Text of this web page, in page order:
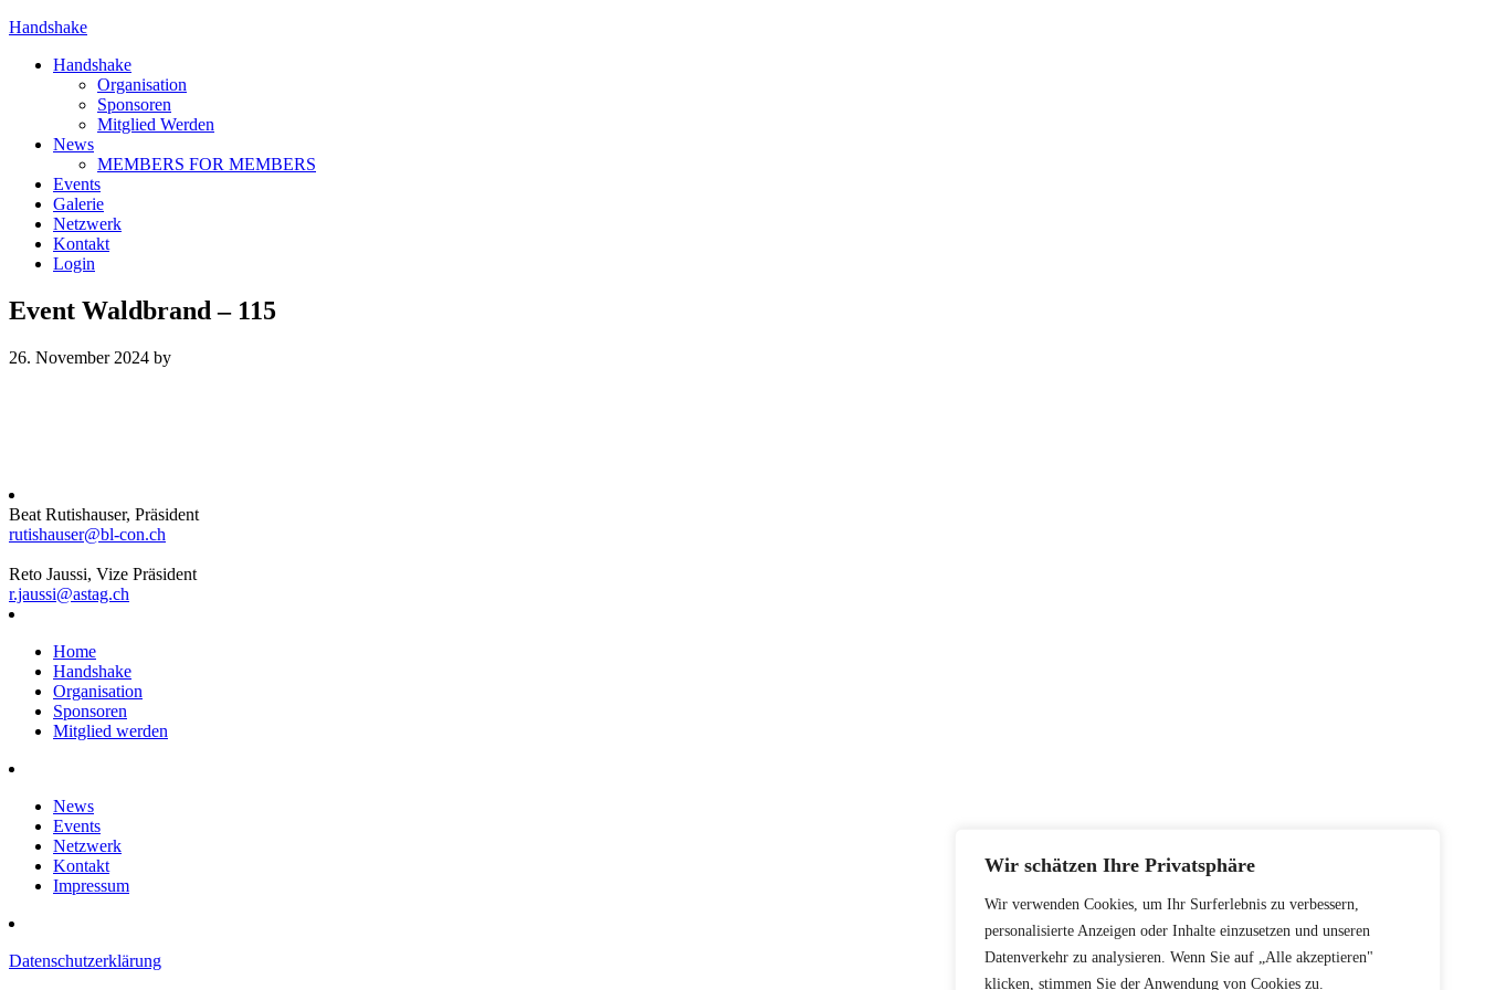
Wir schätzen Ihre Privatsphäre
Wir verwenden Cookies, um Ihr Surferlebnis zu verbessern,
personalisierte Anzeigen oder Inhalte einzusetzen und unseren
Datenverkehr zu analysieren. Wenn Sie auf „Alle akzeptieren"
klicken, stimmen Sie der Anwendung von Cookies zu.
Handshake
Handshake
Organisation
Sponsoren
Mitglied Werden
News
MEMBERS FOR MEMBERS
Events
Galerie
Netzwerk
Kontakt
Login
Event Waldbrand – 115
26. November 2024 by
Beat Rutishauser, Präsident
rutishauser@bl-con.ch
Reto Jaussi, Vize Präsident
r.jaussi@astag.ch
Home
Handshake
Organisation
Sponsoren
Mitglied werden
News
Events
Netzwerk
Kontakt
Impressum
Datenschutzerklärung